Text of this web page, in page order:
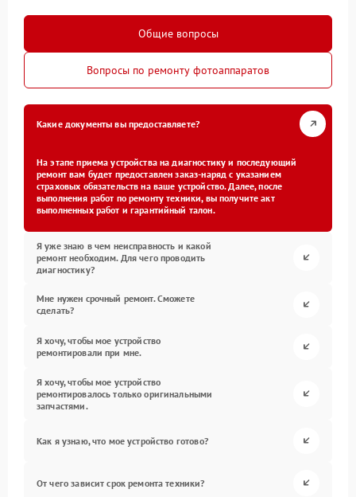
Общие вопросы
Вопросы по ремонту фотоаппаратов
Какие документы вы предоставляете?
На этапе приема устройства на диагностику и последующий
ремонт вам будет предоставлен заказ-наряд с указанием
страховых обязательств на ваше устройство. Далее, после
выполнения работ по ремонту техники, вы получите акт
выполненных работ и гарантийный талон.
Я уже знаю в чем неисправность и какой
ремонт необходим. Для чего проводить
диагностику?
Мне нужен срочный ремонт. Сможете
сделать?
Я хочу, чтобы мое устройство
ремонтировали при мне.
Я хочу, чтобы мое устройство
ремонтировалось только оригинальными
запчастями.
Как я узнаю, что мое устройство готово?
От чего зависит срок ремонта техники?